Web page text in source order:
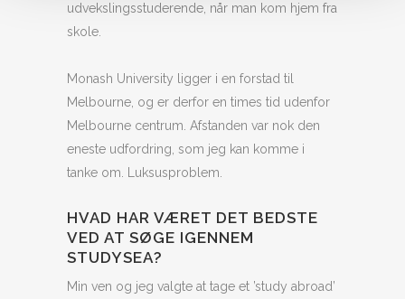
udvekslingsstuderende, når man kom hjem fra
skole.
Monash University ligger i en forstad til
Melbourne, og er derfor en times tid udenfor
Melbourne centrum. Afstanden var nok den
eneste udfordring, som jeg kan komme i
tanke om. Luksusproblem.
HVAD HAR VÆRET DET BEDSTE
VED AT SØGE IGENNEM
STUDYSEA?
Min ven og jeg valgte at tage et ’study abroad’